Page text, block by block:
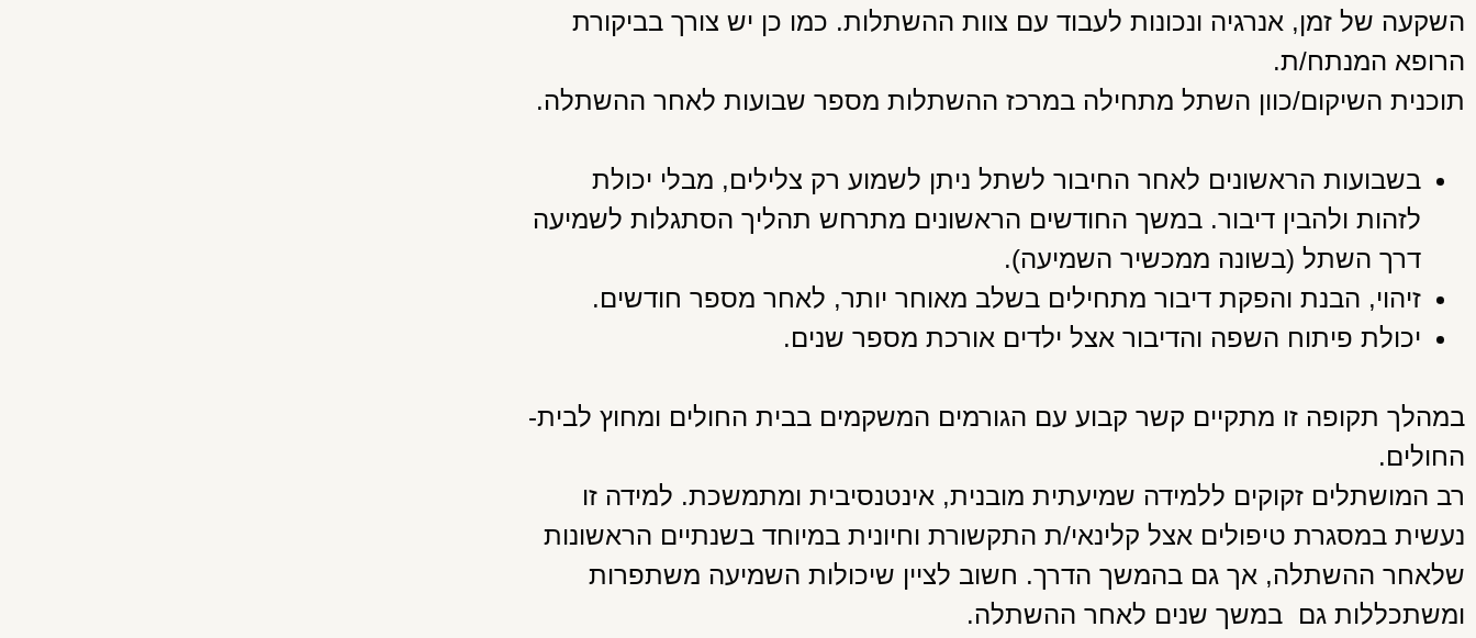
השקעה של זמן, אנרגיה ונכונות לעבוד עם צוות ההשתלות. כמו כן יש צורך בביקורת
הרופא המנתח/ת.
תוכנית השיקום/כוון השתל מתחילה במרכז ההשתלות מספר שבועות לאחר ההשתלה.
בשבועות הראשונים לאחר החיבור לשתל ניתן לשמוע רק צלילים, מבלי יכולת
לזהות ולהבין דיבור. במשך החודשים הראשונים מתרחש תהליך הסתגלות לשמיעה
דרך השתל (בשונה ממכשיר השמיעה).
זיהוי, הבנת והפקת דיבור מתחילים בשלב מאוחר יותר, לאחר מספר חודשים.
יכולת פיתוח השפה והדיבור אצל ילדים אורכת מספר שנים.
במהלך תקופה זו מתקיים קשר קבוע עם הגורמים המשקמים בבית החולים ומחוץ לבית-
החולים.
רב המושתלים זקוקים ללמידה שמיעתית מובנית, אינטנסיבית ומתמשכת. למידה זו
נעשית במסגרת טיפולים אצל קלינאי/ת התקשורת וחיונית במיוחד בשנתיים הראשונות
שלאחר ההשתלה, אך גם בהמשך הדרך. חשוב לציין שיכולות השמיעה משתפרות
ומשתכללות גם במשך שנים לאחר ההשתלה.